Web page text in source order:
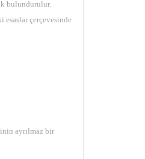
bulundurulur.
çerçevesinde
ayrılmaz bir